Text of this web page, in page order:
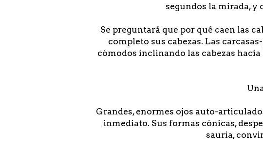
segundos la mirada, y
Se preguntará que por qué caen las
completo sus cabezas. Las
cómodos inclinando las cabezas
Grandes, enormes ojos auto-
inmediato. Sus formas cónicas,
sauria,